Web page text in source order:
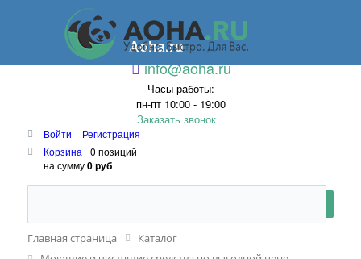
Aoha.ru
info@aoha.ru
Часы работы:
пн-пт 10:00 - 19:00
Заказать звонок
Войти
Регистрация
Корзина
0 позиций
на сумму0 руб
Главная страница
Каталог